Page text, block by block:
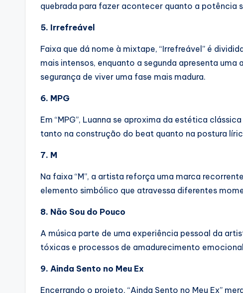
quebrada para fazer acontecer quanto a
5. Irrefreável
Faixa que dá nome à mixtape, “Irrefreável” é
mais intensos, enquanto a segunda apresenta
segurança de viver uma fase mais madura.
6. MPG
Em “MPG”, Luanna se aproxima da estética
tanto na construção do beat quanto na postura
7. M
Na faixa “M”, a artista reforça uma marca
elemento simbólico que atravessa diferentes
8. Não Sou do Pouco
A música parte de uma experiência pessoal da
tóxicas e processos de amadurecimento
9. Ainda Sento no Meu Ex
Encerrando o projeto, “Ainda Sento no Meu Ex”